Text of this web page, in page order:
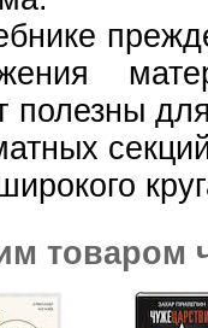
полезны
товаром